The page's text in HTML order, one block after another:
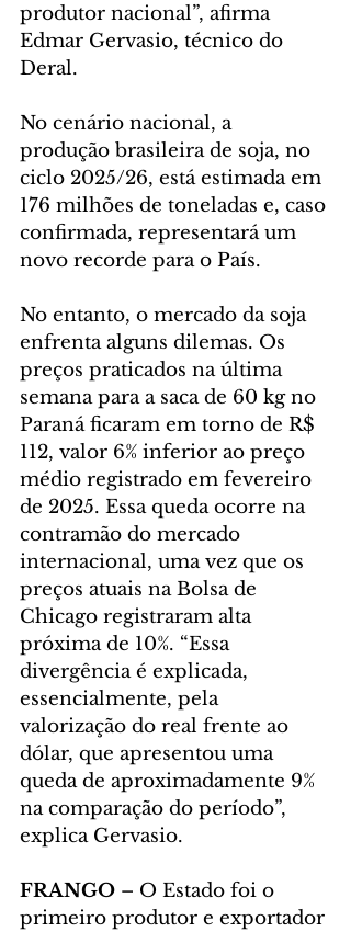
produtor nacional”, afirma
Edmar Gervasio, técnico do
Deral.
No cenário nacional, a
produção brasileira de soja, no
ciclo 2025/26, está estimada em
176 milhões de toneladas e, caso
confirmada, representará um
novo recorde para o País.
No entanto, o mercado da soja
enfrenta alguns dilemas. Os
preços praticados na última
semana para a saca de 60 kg no
Paraná ficaram em torno de R$
112, valor 6% inferior ao preço
médio registrado em fevereiro
de 2025. Essa queda ocorre na
contramão do mercado
internacional, uma vez que os
preços atuais na Bolsa de
Chicago registraram alta
próxima de 10%. “Essa
divergência é explicada,
essencialmente, pela
valorização do real frente ao
dólar, que apresentou uma
queda de aproximadamente 9%
na comparação do período”,
explica Gervasio.
FRANGO – O Estado foi o
primeiro produtor e exportador